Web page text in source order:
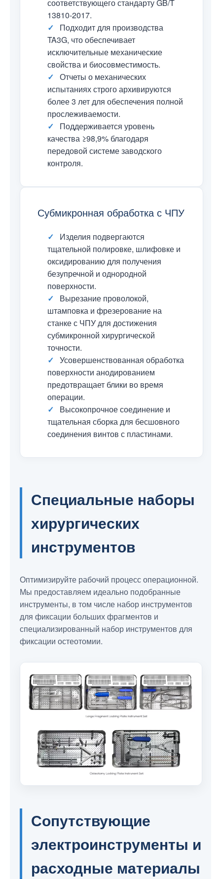
соответствующего стандарту GB/T
13810-2017.
✓
Подходит для производства
TA3G, что обеспечивает
исключительные механические
свойства и биосовместимость.
✓ Отчеты о механических
испытаниях строго архивируются
более 3 лет для обеспечения полной
прослеживаемости.
✓
Поддерживается уровень
качества ≥98,9% благодаря
передовой системе заводского
контроля.
Субмикронная обработка с ЧПУ
✓
Изделия подвергаются
тщательной полировке, шлифовке и
оксидированию для получения
безупречной и однородной
поверхности.
✓
Вырезание проволокой,
штамповка и фрезерование на
станке с ЧПУ для достижения
субмикронной хирургической
точности.
✓ Усовершенствованная обработка
поверхности анодированием
предотвращает блики во время
операции.
✓
Высокопрочное соединение и
тщательная сборка для бесшовного
соединения винтов с пластинами.
Специальные наборы
хирургических
инструментов
Оптимизируйте рабочий процесс операционной.
Мы предоставляем идеально подобранные
инструменты, в том числе набор инструментов
для фиксации больших фрагментов и
специализированный набор инструментов для
фиксации остеотомии.
Сопутствующие
электроинструменты и
расходные материалы